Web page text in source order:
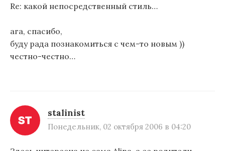
Re: какой непосредственный стиль…
ага, спасибо,
буду рада познакомиться с чем-то новым ))
честно-честно…
stalinist
Понедельник, 02 октября 2006 в 04:20